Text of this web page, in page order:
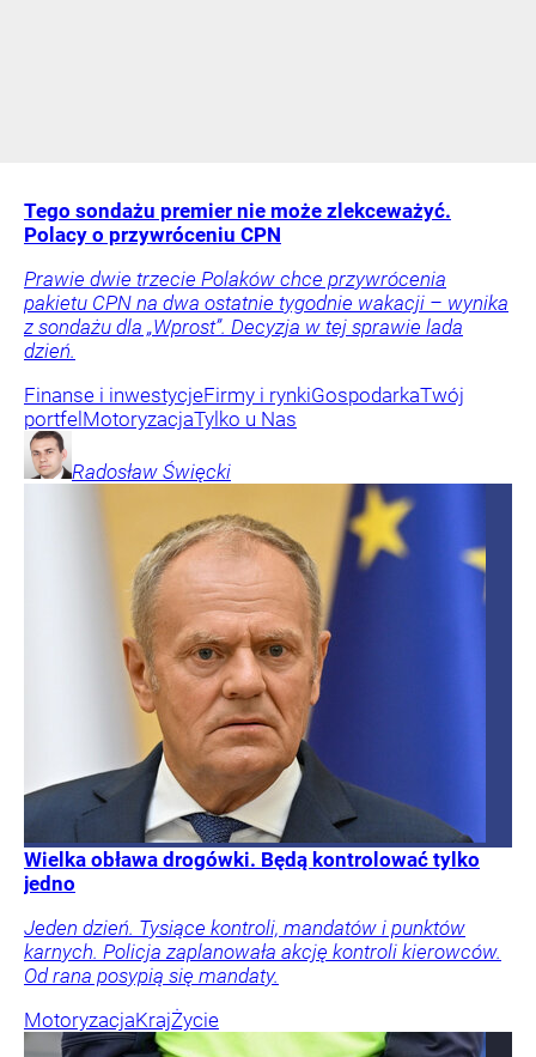
Tego sondażu premier nie może zlekceważyć.
Polacy o przywróceniu CPN
Prawie dwie trzecie Polaków chce przywrócenia
pakietu CPN na dwa ostatnie tygodnie wakacji – wynika
z sondażu dla „Wprost”. Decyzja w tej sprawie lada
dzień.
Finanse i inwestycjeFirmy i rynkiGospodarkaTwój
portfelMotoryzacjaTylko u Nas
Radosław Święcki
Wielka obława drogówki. Będą kontrolować tylko
jedno
Jeden dzień. Tysiące kontroli, mandatów i punktów
karnych. Policja zaplanowała akcję kontroli kierowców.
Od rana posypią się mandaty.
MotoryzacjaKrajŻycie